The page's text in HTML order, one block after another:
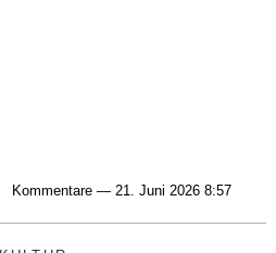
Kommentare — 21. Juni 2026 8:57